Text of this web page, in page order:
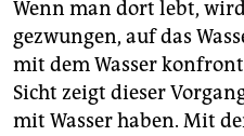
Wenn man dort lebt,
gezwungen, auf das
mit dem Wasser
Sicht zeigt dieser
mit Wasser haben. Mit